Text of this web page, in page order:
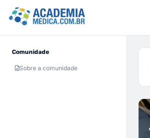
Comunidade
Sobre a comunidade